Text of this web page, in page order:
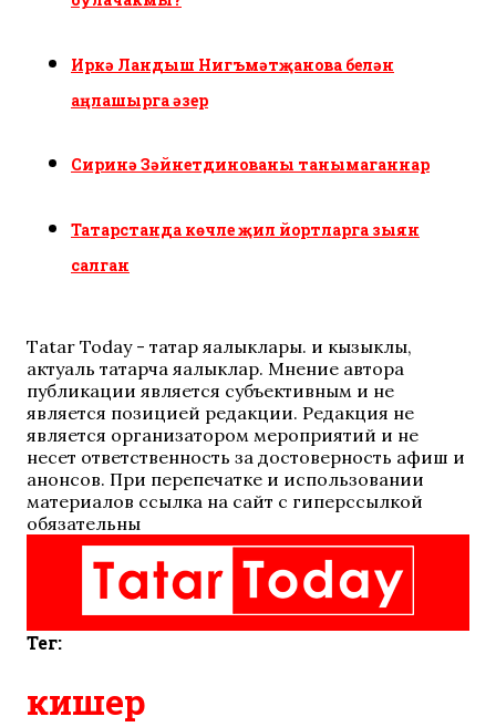
Иркә Ландыш Нигъмәтҗанова белән
аңлашырга әзер
Сиринә Зәйнетдинованы танымаганнар
Татарстанда көчле җил йортларга зыян
салган
Tatar Today - татар яңалыклары. иң кызыклы,
актуаль татарча яңалыклар. Мнение автора
публикации является субъективным и не
является позицией редакции. Редакция не
является организатором мероприятий и не
несет ответственность за достоверность афиш и
анонсов. При перепечатке и использовании
материалов ссылка на сайт с гиперссылкой
обязательны
Тег:
кишер